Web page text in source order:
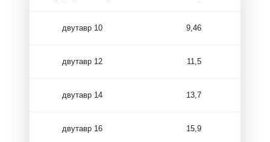
двутавр 10 9,46
двутавр 12 11,5
двутавр 14 13,7
двутавр 16 15,9